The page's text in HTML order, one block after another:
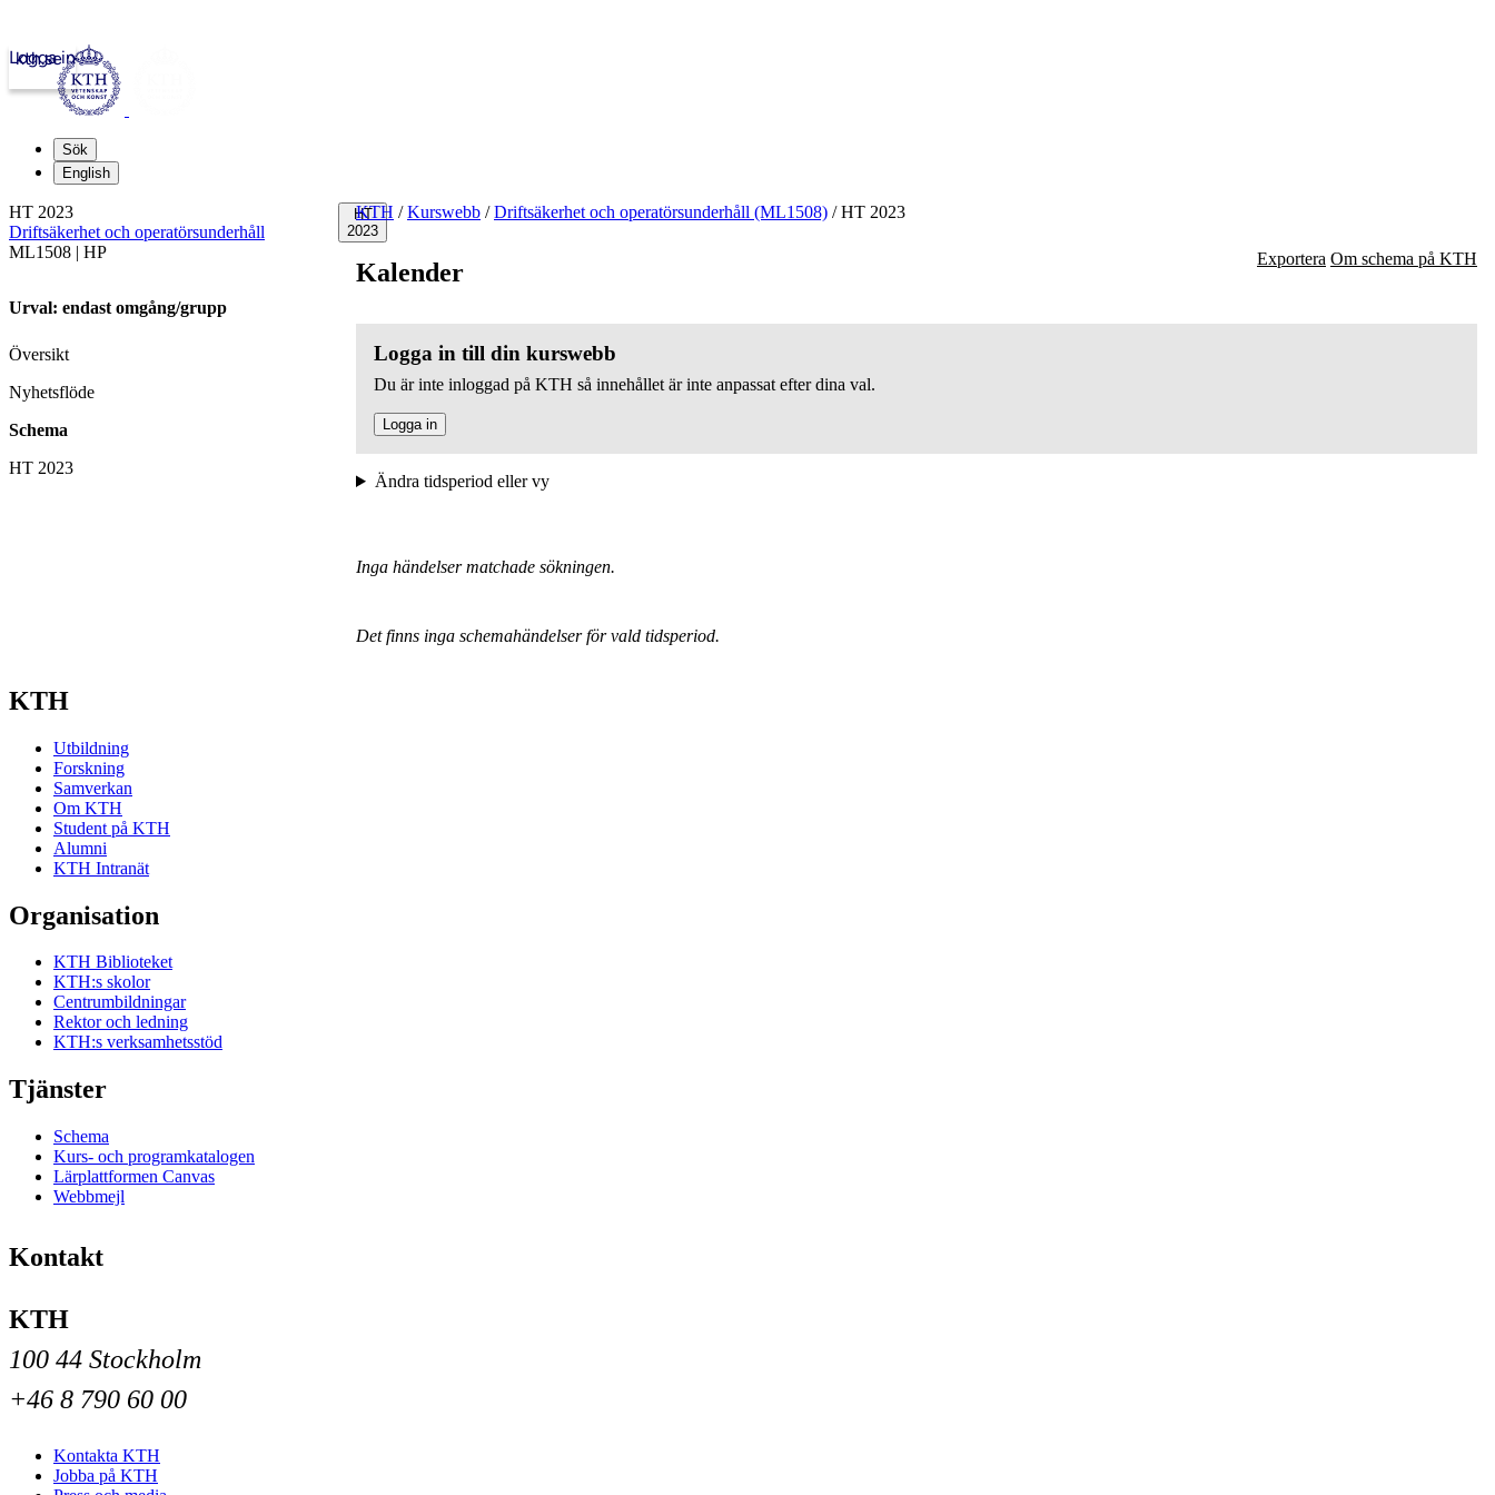
kth.se
Logga in
Sök
English
HT
2023
KTH / Kurswebb / Driftsäkerhet och operatörsunderhåll (ML1508) /HT 2023
Kalender Exportera Om schema på KTH
Logga in till din kurswebb
Du är inte inloggad på KTH så innehållet är inte anpassat efter dina val.
Logga in
Ändra tidsperiod eller vy
Inga händelser matchade sökningen.
Det finns inga schemahändelser för vald tidsperiod.
HT 2023
Driftsäkerhet och operatörsunderhåll
ML1508 | HP
Urval: endast omgång/grupp
Översikt
Nyhetsflöde
Schema
HT 2023
KTH
Utbildning
Forskning
Samverkan
Om KTH
Student på KTH
Alumni
KTH Intranät
Organisation
KTH Biblioteket
KTH:s skolor
Centrumbildningar
Rektor och ledning
KTH:s verksamhetsstöd
Tjänster
Schema
Kurs- och programkatalogen
Lärplattformen Canvas
Webbmejl
Kontakt
KTH
100 44 Stockholm
+46 8 790 60 00
Kontakta KTH
Jobba på KTH